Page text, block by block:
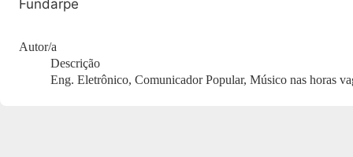
Fundarpe
Autor/a
Descrição
Eng. Eletrônico, Comunicador Popular, Músico nas horas